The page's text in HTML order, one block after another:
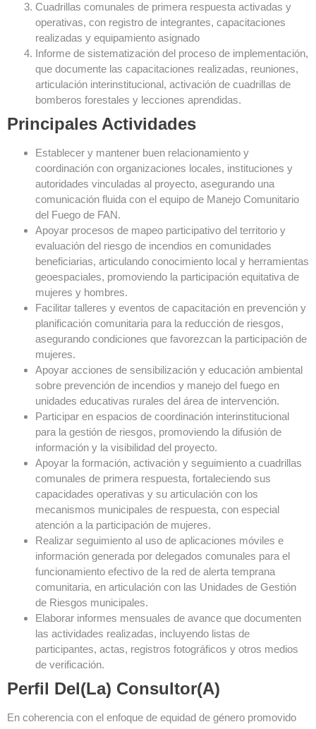
Cuadrillas comunales de primera respuesta activadas y
operativas, con registro de integrantes, capacitaciones
realizadas y equipamiento asignado
Informe de sistematización del proceso de implementación,
que documente las capacitaciones realizadas, reuniones,
articulación interinstitucional, activación de cuadrillas de
bomberos forestales y lecciones aprendidas.
Principales Actividades
Establecer y mantener buen relacionamiento y
coordinación con organizaciones locales, instituciones y
autoridades vinculadas al proyecto, asegurando una
comunicación fluida con el equipo de Manejo Comunitario
del Fuego de FAN.
Apoyar procesos de mapeo participativo del territorio y
evaluación del riesgo de incendios en comunidades
beneficiarias, articulando conocimiento local y herramientas
geoespaciales, promoviendo la participación equitativa de
mujeres y hombres.
Facilitar talleres y eventos de capacitación en prevención y
planificación comunitaria para la reducción de riesgos,
asegurando condiciones que favorezcan la participación de
mujeres.
Apoyar acciones de sensibilización y educación ambiental
sobre prevención de incendios y manejo del fuego en
unidades educativas rurales del área de intervención.
Participar en espacios de coordinación interinstitucional
para la gestión de riesgos, promoviendo la difusión de
información y la visibilidad del proyecto.
Apoyar la formación, activación y seguimiento a cuadrillas
comunales de primera respuesta, fortaleciendo sus
capacidades operativas y su articulación con los
mecanismos municipales de respuesta, con especial
atención a la participación de mujeres.
Realizar seguimiento al uso de aplicaciones móviles e
información generada por delegados comunales para el
funcionamiento efectivo de la red de alerta temprana
comunitaria, en articulación con las Unidades de Gestión
de Riesgos municipales.
Elaborar informes mensuales de avance que documenten
las actividades realizadas, incluyendo listas de
participantes, actas, registros fotográficos y otros medios
de verificación.
Perfil Del(la) Consultor(a)
En coherencia con el enfoque de equidad de género promovido